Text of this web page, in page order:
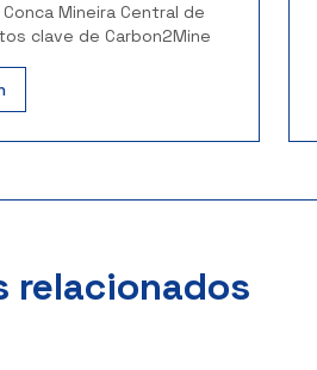
Mineira Central de
clave de Carbon2Mine
relacionados